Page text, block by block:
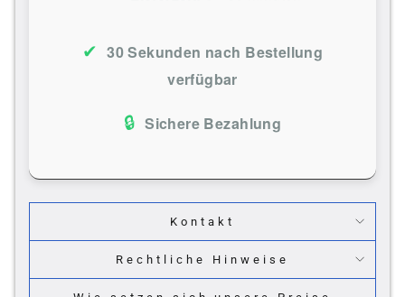
✔ 30 Sekunden nach Bestellung
verfügbar
🔒 Sichere Bezahlung
Kontakt
Rechtliche Hinweise